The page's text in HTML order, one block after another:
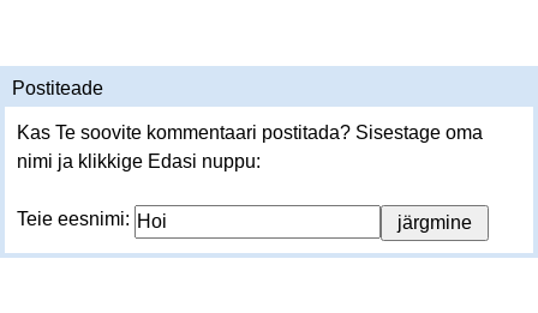
Postiteade
Kas Te soovite kommentaari postitada? Sisestage oma
nimi ja klikkige Edasi nuppu:
Teie eesnimi: